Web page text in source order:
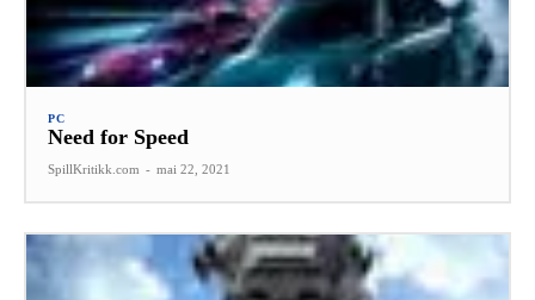
PC
Need for Speed
SpillKritikk.com - mai 22, 2021